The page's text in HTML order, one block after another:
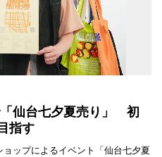
仙台七夕夏売り」 初
指す
ップによるイベント「仙台七夕夏